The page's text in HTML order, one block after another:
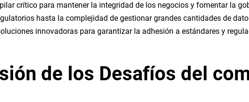
crítico para mantener la integridad de los negocios y fomentar la
hasta la complejidad de gestionar grandes cantidades de
innovadoras para garantizar la adhesión a estándares y
de los Desafíos del